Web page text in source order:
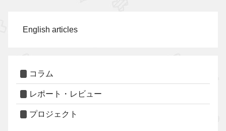
English articles
コラム
レポート・レビュー
プロジェクト